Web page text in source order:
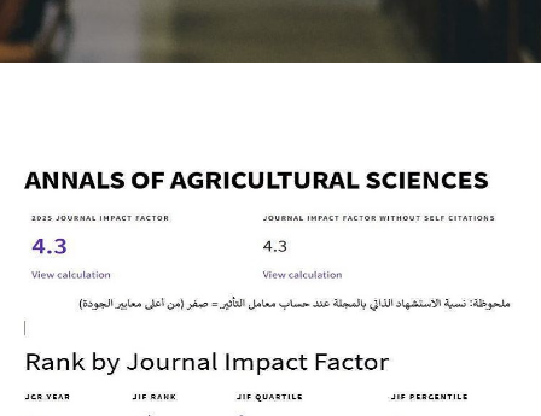
الإعلام
هيئة التدريس
الدراسات العليا
الخريجين